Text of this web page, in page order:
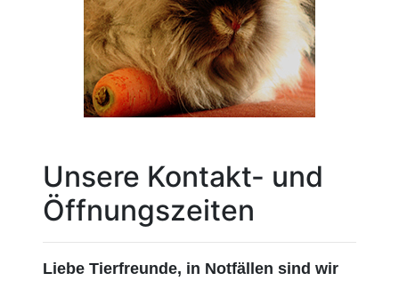
Unsere Kontakt- und
Öffnungszeiten
Liebe Tierfreunde, in Notfällen sind wir